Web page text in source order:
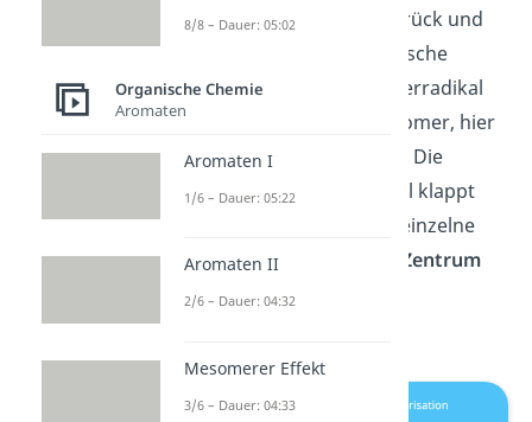
ungepaarten
zurück und
sind bereit für die radikalische
Polymerisation. Das Starterradikal
kann nun mit einem Monomer, hier
also mitStyrol
, reagieren. Die
Doppelbindung
von Styrol klappt
zum Radikal um und das einzelne
Elektron (auch
reaktives Zentrum
genannt) springt zwei
8/8 – Dauer: 05:02
Organische Chemie
Aromaten
Aromaten I
1/6 – Dauer: 05:22
Aromaten II
2/6 – Dauer: 04:32
Mesomerer Effekt
3/6 – Dauer: 04:33